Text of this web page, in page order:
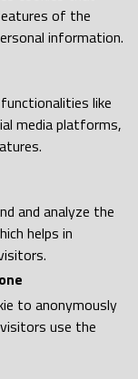
of the
information.
like
media platforms,
and analyze the
helps in
to anonymously
use the